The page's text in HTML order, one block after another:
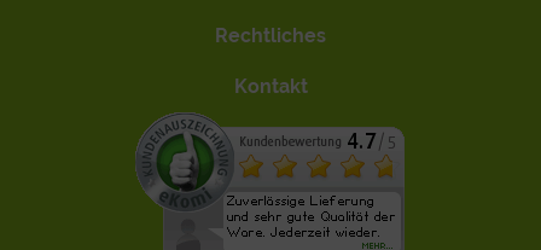
Rechtliches
Kontakt